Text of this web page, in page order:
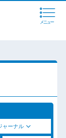
メニュー
ャーナル